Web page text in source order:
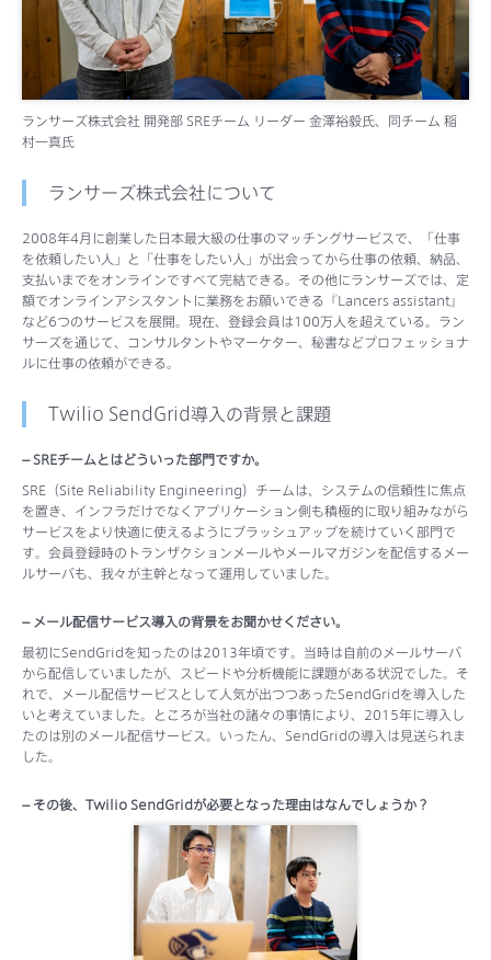
サポート
ランサーズ株式会社 開発部 SREチーム リーダー 金澤裕毅氏、同チーム 稲
村一真氏
ランサーズ株式会社について
2008年4月に創業した日本最大級の仕事のマッチングサービスで、「仕事
を依頼したい人」と「仕事をしたい人」が出会ってから仕事の依頼、納品、
支払いまでをオンラインですべて完結できる。その他にランサーズでは、定
額でオンラインアシスタントに業務をお願いできる『Lancers assistant』
など6つのサービスを展開。現在、登録会員は100万人を超えている。ラン
サーズを通じて、コンサルタントやマーケター、秘書などプロフェッショナ
ルに仕事の依頼ができる。
Twilio SendGrid導入の背景と課題
– SREチームとはどういった部門ですか。
SRE（Site Reliability Engineering）チームは、システムの信頼性に焦点
を置き、インフラだけでなくアプリケーション側も積極的に取り組みながら
サービスをより快適に使えるようにブラッシュアップを続けていく部門で
す。会員登録時のトランザクションメールやメールマガジンを配信するメー
ルサーバも、我々が主幹となって運用していました。
– メール配信サービス導入の背景をお聞かせください。
最初にSendGridを知ったのは2013年頃です。当時は自前のメールサーバ
から配信していましたが、スピードや分析機能に課題がある状況でした。そ
れで、メール配信サービスとして人気が出つつあったSendGridを導入した
いと考えていました。ところが当社の諸々の事情により、2015年に導入し
たのは別のメール配信サービス。いったん、SendGridの導入は見送られま
した。
– その後、Twilio SendGridが必要となった理由はなんでしょうか？